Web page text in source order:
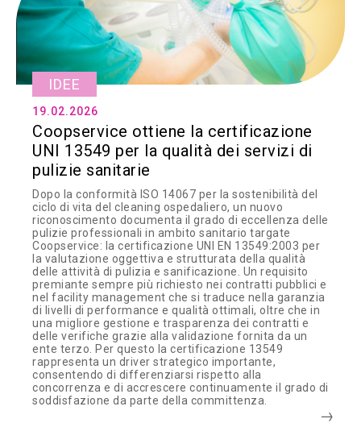
IDEE
19.02.2026
Coopservice ottiene la certificazione
UNI 13549 per la qualità dei servizi di
pulizie sanitarie
Dopo la conformità ISO 14067 per la sostenibilità del
ciclo di vita del cleaning ospedaliero, un nuovo
riconoscimento documenta il grado di eccellenza delle
pulizie professionali in ambito sanitario targate
Coopservice: la certificazione UNI EN 13549:2003 per
la valutazione oggettiva e strutturata della qualità
delle attività di pulizia e sanificazione. Un requisito
premiante sempre più richiesto nei contratti pubblici e
nel facility management che si traduce nella garanzia
di livelli di performance e qualità ottimali, oltre che in
una migliore gestione e trasparenza dei contratti e
delle verifiche grazie alla validazione fornita da un
ente terzo. Per questo la certificazione 13549
rappresenta un driver strategico importante,
consentendo di differenziarsi rispetto alla
concorrenza e di accrescere continuamente il grado di
soddisfazione da parte della committenza.